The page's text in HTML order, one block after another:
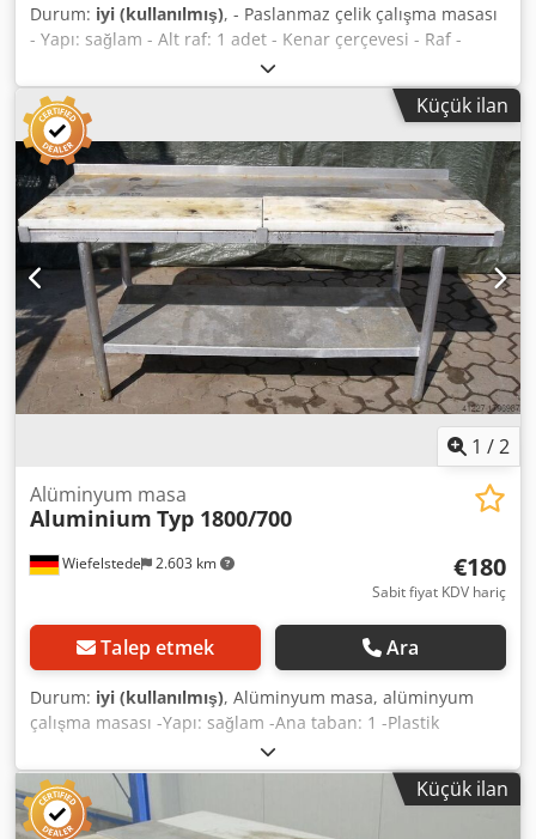
Durum: iyi (kullanılmış), - Paslanmaz çelik çalışma masası
- Yapı: sağlam - Alt raf: 1 adet - Kenar çerçevesi - Raf -
Ölçüler: 2000/930/Y800 mm Cjdpfx Aob A I N Henuerf -
Ağırlık: 82 kg
Küçük ilan
1 /2
Wiefelstede 2.603 km
Alüminyum masa
Aluminium Typ 1800/700
€180
Sabit fiyat KDV hariç
Talep etmek Ara
Durum: iyi (kullanılmış), Alüminyum masa, alüminyum
çalışma masası -Yapı: sağlam -Ana taban: 1 -Plastik
levhalar -Raf -Ölçüler: 1800/700/H820 mm Cjdpfjb A I N Njx
Anujrf -Ağırlık: 60 kg
Küçük ilan